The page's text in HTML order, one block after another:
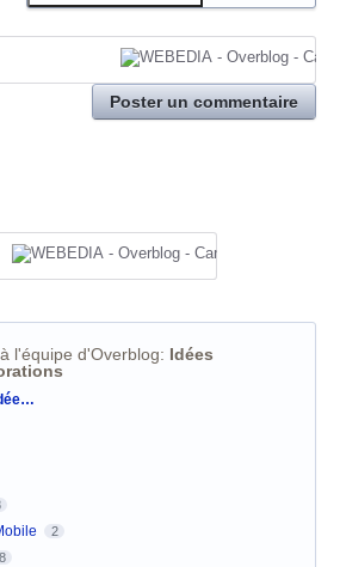
Poster un commentaire
l'équipe d'Overblog: Idées
2